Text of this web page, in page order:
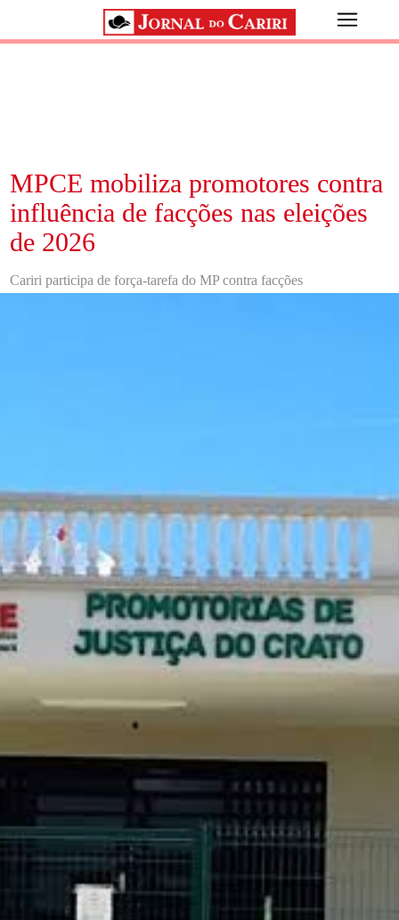
MPCE mobiliza promotores contra
influência de facções nas eleições
de 2026
Cariri participa de força-tarefa do MP contra facções